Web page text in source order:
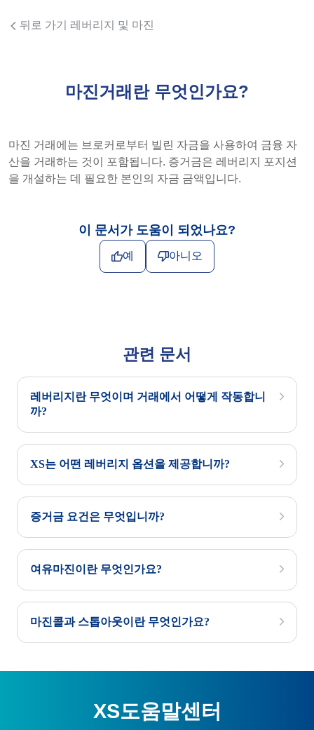
뒤로 가기 레버리지 및 마진
마진거래란 무엇인가요?
마진 거래에는 브로커로부터 빌린 자금을 사용하여 금융 자
산을 거래하는 것이 포함됩니다. 증거금은 레버리지 포지션
을 개설하는 데 필요한 본인의 자금 금액입니다.
이 문서가 도움이 되었나요?
예 아니오
관련 문서
레버리지란 무엇이며 거래에서 어떻게 작동합니
까?
XS는 어떤 레버리지 옵션을 제공합니까?
증거금 요건은 무엇입니까?
여유마진이란 무엇인가요?
마진콜과 스톱아웃이란 무엇인가요?
XS도움말센터